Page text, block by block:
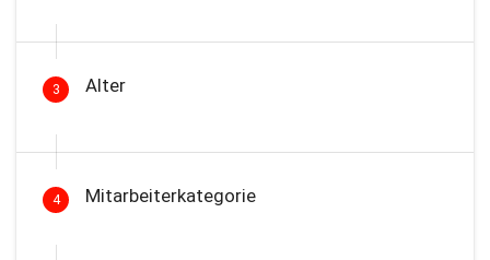
3 Alter
4 Mitarbeiterkategorie